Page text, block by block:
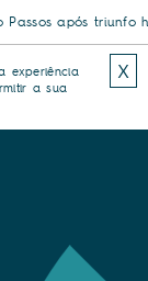
após triunfo
experiência
a sua
X